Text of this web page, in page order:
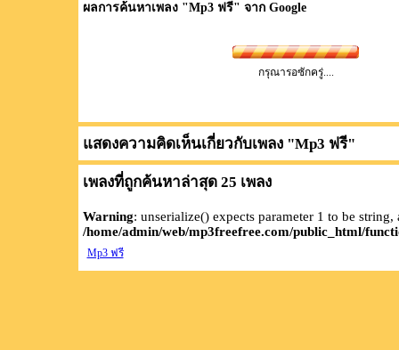
ผลการค้นหาเพลง "Mp3 ฟรี" จาก Google
กรุณารอซักครู่....
แสดงความคิดเห็นเกี่ยวกับเพลง "Mp3 ฟรี"
เพลงที่ถูกค้นหาล่าสุด 25 เพลง
Warning: unserialize() expects parameter 1 to be
/home/admin/web/mp3freefree.com/public_html/
Mp3 ฟรี